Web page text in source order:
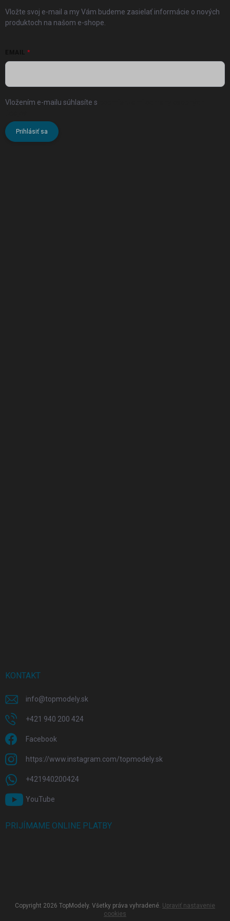
Vložte svoj e-mail a my Vám budeme zasielať informácie o nových
produktoch na našom e-shope.
Vložením e-mailu súhlasíte s
Prihlásiť sa
KONTAKT
info@topmodely.sk
+421 940 200 424
Facebook
https://www.instagram.com/topmodely.sk
+421940200424
YouTube
PRIJÍMAME ONLINE PLATBY
Copyright 2026 TopModely. Všetky práva vyhradené. Upraviť nastavenie
cookies